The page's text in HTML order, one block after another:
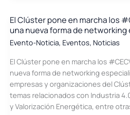
Empresarial:
Programa
Cooperación
China.
El Clúster pone en marcha los
una nueva forma de
Evento-Noticia, Eventos, Noticias
El Clúster pone en marcha los
nueva forma de networking
empresas y organizaciones del
temas relacionados con Industria
y Valorización Energética, entre